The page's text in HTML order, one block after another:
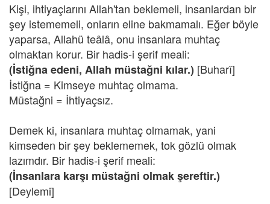
Kişi, ihtiyaçlarını Allah'tan beklemeli, insanlardan bir
şey istememeli, onların eline bakmamalı. Eğer böyle
yaparsa, Allahü teâlâ, onu insanlara muhtaç
olmaktan korur. Bir hadis-i şerif meali:
(İstiğna edeni, Allah müstağni kılar.) [Buharî]
İstiğna = Kimseye muhtaç olmama.
Müstağni = İhtiyaçsız.
Demek ki, insanlara muhtaç olmamak, yani
kimseden bir şey beklememek, tok gözlü olmak
lazımdır. Bir hadis-i şerif meali:
(İnsanlara karşı müstağni olmak şereftir.)
[Deylemi]